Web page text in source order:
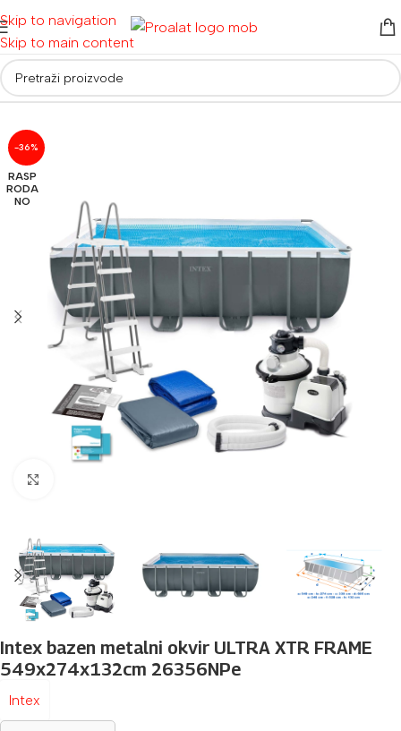
Skip to navigation
Skip to main content
Početna/ Bazeni/Montažni bazeni
-36%
RASP
RODA
NO
Intex bazen metalni okvir ULTRA XTR FRAME
549x274x132cm 26356NPe
Intex